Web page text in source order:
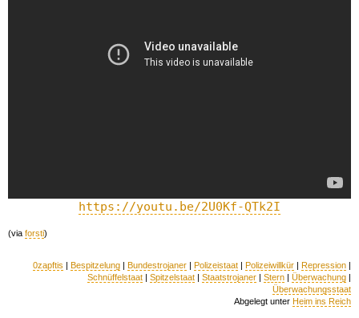
https://youtu.be/2U0Kf-QTk2I
(via forsti)
0zapftis | Bespitzelung | Bundestrojaner | Polizeistaat | Polizeiwillkür | Repression |
Schnüffelstaat | Spitzelstaat | Staatstrojaner | Stern | Überwachung |
Überwachungsstaat
Abgelegt unter Heim ins Reich